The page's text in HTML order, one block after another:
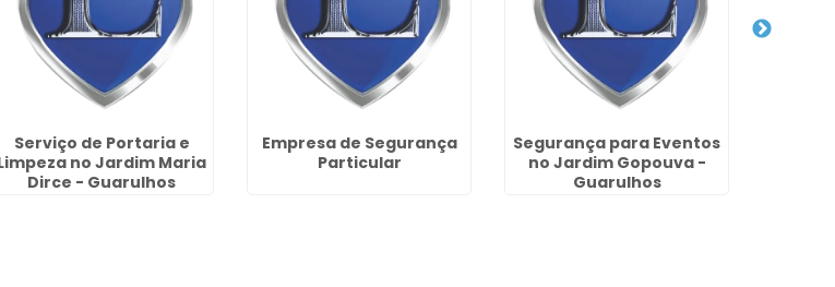
Serviço de Portaria e
no Jardim Maria
Dirce - Guarulhos
Empresa de Segurança
Particular
Segurança para Eventos
no Jardim Gopouva -
Guarulhos